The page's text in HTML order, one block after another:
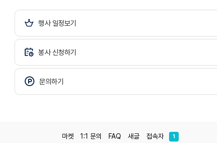
행사 일정보기
봉사 신청하기
문의하기
마켓 1:1 문의 FAQ 새글 접속자 1